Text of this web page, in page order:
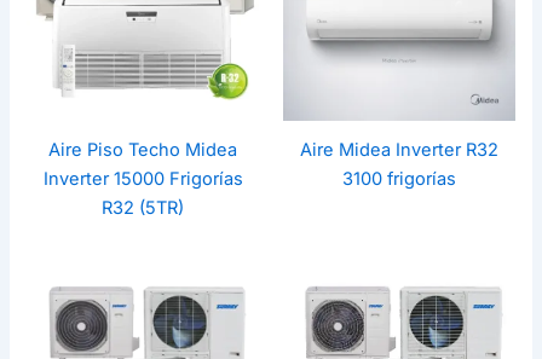
Aire Piso Techo Midea
Inverter 15000 Frigorías
R32 (5TR)
Aire Midea Inverter R32
3100 frigorías